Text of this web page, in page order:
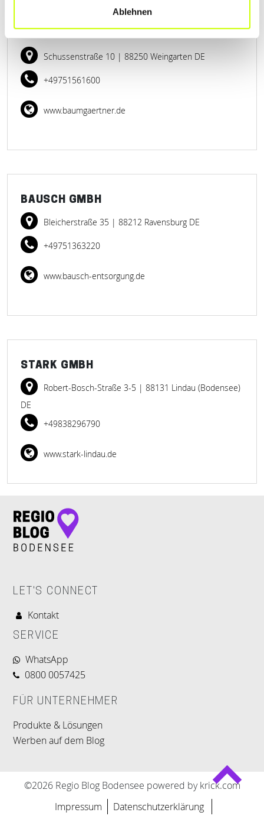
Ablehnen
Schussenstraße 10 | 88250 Weingarten DE
+49751561600
www.baumgaertner.de
BAUSCH GMBH
Bleicherstraße 35 | 88212 Ravensburg DE
+49751363220
www.bausch-entsorgung.de
STARK GMBH
Robert-Bosch-Straße 3-5 | 88131 Lindau (Bodensee)
DE
+49838296790
www.stark-lindau.de
LET'S CONNECT
Kontakt
SERVICE
WhatsApp
0800 0057425
FÜR UNTERNEHMER
Produkte & Lösungen
Werben auf dem Blog
©2026 Regio Blog Bodensee powered by krick.com
Impressum
Datenschutzerklärung